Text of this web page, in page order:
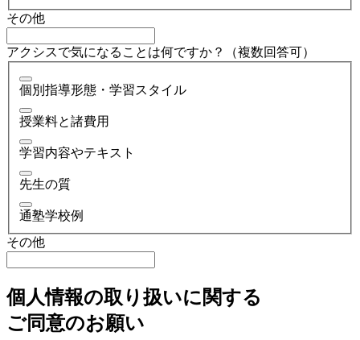
その他
アクシスで気になることは何ですか？（複数回答可）
個別指導形態・学習スタイル
授業料と諸費用
学習内容やテキスト
先生の質
通塾学校例
その他
個人情報の取り扱いに関する
ご同意のお願い